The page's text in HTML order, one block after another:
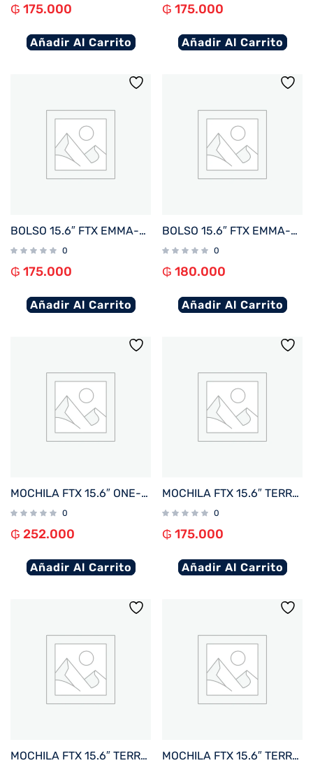
₲ 175.000
Añadir Al Carrito
₲ 175.000
Añadir Al Carrito
BOLSO 15.6″ FTX EMMA-KH KHAKI
0
₲ 175.000
Añadir Al Carrito
BOLSO 15.6″ FTX EMMA-BK NEGRO 124870
0
₲ 180.000
Añadir Al Carrito
MOCHILA FTX 15.6″ ONE-BL AZUL
0
₲ 252.000
Añadir Al Carrito
MOCHILA FTX 15.6″ TERRA-BR MARRON
0
₲ 175.000
Añadir Al Carrito
MOCHILA FTX 15.6″ TERRA-BL AZUL MOCHILA FTX 15.6″ TERRA-GN VERDE